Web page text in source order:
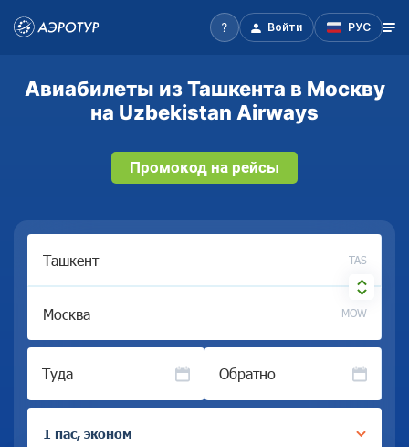
Войти РУС
Авиабилеты из Ташкента в Москву
на Uzbekistan Airways
Промокод на рейсы
TAS
MOW
Туда Обратно
1 пас, эконом